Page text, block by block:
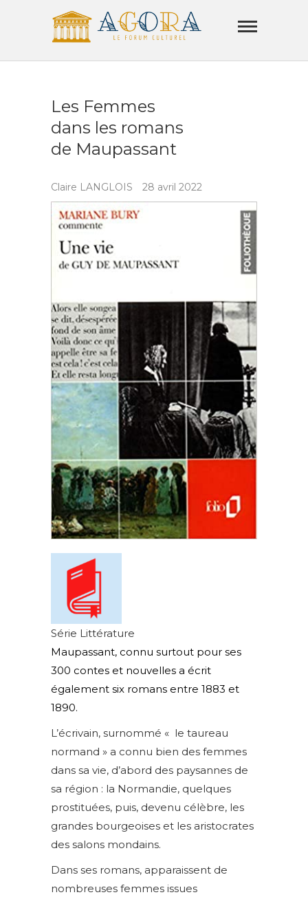
Agora
LE FORUM CULTUREL
Les Femmes
dans les romans
de Maupassant
Claire LANGLOIS 28 avril 2022
Série Littérature
Maupassant, connu surtout pour ses
300 contes et nouvelles a écrit
également six romans entre 1883 et
1890.
L’écrivain, surnommé « le taureau
normand » a connu bien des femmes
dans sa vie, d’abord des paysannes de
sa région : la Normandie, quelques
prostituées, puis, devenu célèbre, les
grandes bourgeoises et les aristocrates
des salons mondains.
Dans ses romans, apparaissent de
nombreuses femmes issues